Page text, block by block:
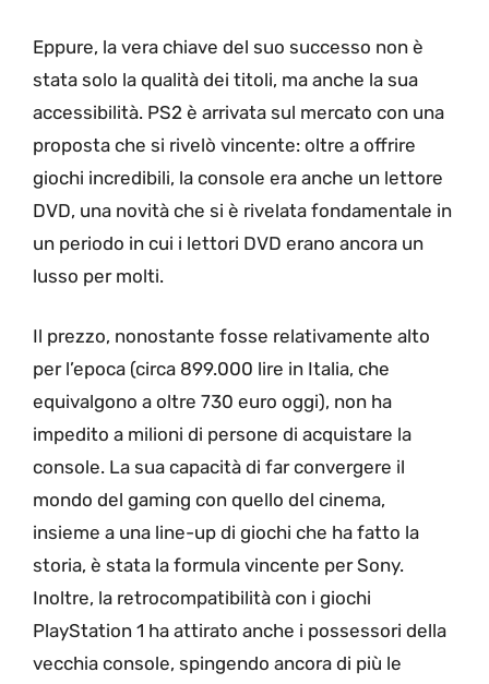
Eppure, la vera chiave del suo successo non è
stata solo la qualità dei titoli, ma anche la sua
accessibilità. PS2 è arrivata sul mercato con una
proposta che si rivelò vincente: oltre a offrire
giochi incredibili, la console era anche un lettore
DVD, una novità che si è rivelata fondamentale in
un periodo in cui i lettori DVD erano ancora un
lusso per molti.
Il prezzo, nonostante fosse relativamente alto
per l’epoca (circa 899.000 lire in Italia, che
equivalgono a oltre 730 euro oggi), non ha
impedito a milioni di persone di acquistare la
console. La sua capacità di far convergere il
mondo del gaming con quello del cinema,
insieme a una line-up di giochi che ha fatto la
storia, è stata la formula vincente per Sony.
Inoltre, la retrocompatibilità con i giochi
PlayStation 1 ha attirato anche i possessori della
vecchia console, spingendo ancora di più le